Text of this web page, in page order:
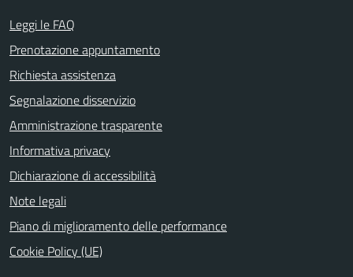
Leggi le FAQ
Prenotazione appuntamento
Richiesta assistenza
Segnalazione disservizio
Amministrazione trasparente
Informativa privacy
Dichiarazione di accessibilità
Note legali
Piano di miglioramento delle performance
Cookie Policy (UE)